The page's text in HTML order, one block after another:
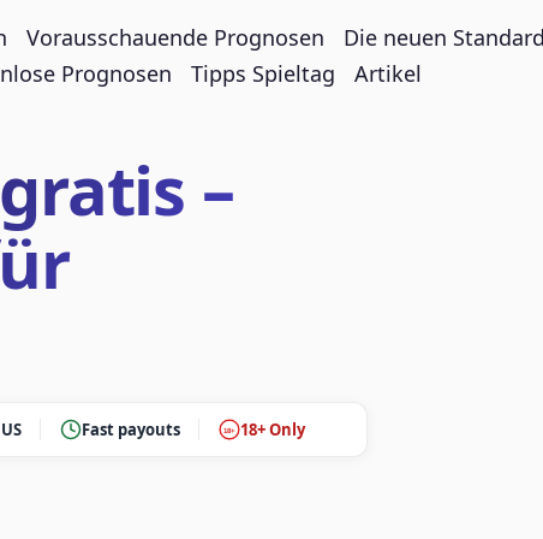
Vorausschauende Prognosen
Die neuen
Prognosen
Tipps Spieltag Artikel
–
Fast payouts 18+ 18+ Only